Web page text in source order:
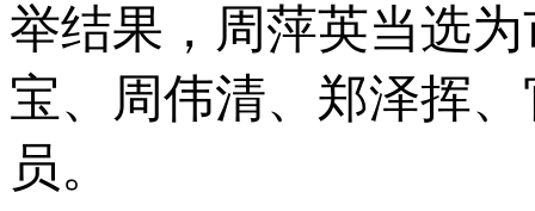
举结果，周萍英当选
宝、周伟清、郑泽挥
员。